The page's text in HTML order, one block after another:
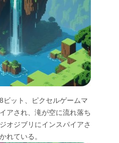
ビット、ピクセルゲームマ
アされ、滝が空に流れ落ち
オジブリにインスパイアさ
れている。